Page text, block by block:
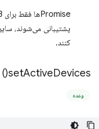
کنند.
setActiveDevices(
)
وعده